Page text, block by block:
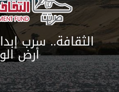
الثقافة.. سرب
أرض